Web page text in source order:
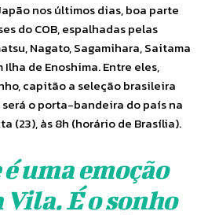
nos últimos dias, boa parte
do COB, espalhadas pelas
Nagato, Sagamihara, Saitama
de Enoshima. Entre eles,
capitão a seleção brasileira
o porta-bandeira do país na
(23), às 8h (horário de Brasília).
uma emoção
Vila. É o sonho